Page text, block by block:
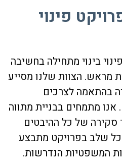
פינוי
בינוי מתחילה בחשיבה
מראש. הצוות שלנו מסייע
בהתאמה לצרכים
אנו מתמחים בבניית מתווה
סקירה של כל ההיבטים
שלב בפרויקט מתבצע
המשפטיות הנדרשות.